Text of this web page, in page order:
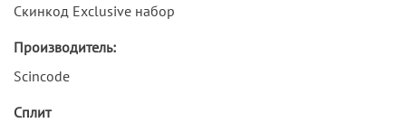
Скинкод Exclusive набор
Производитель:
Scincode
Сплит